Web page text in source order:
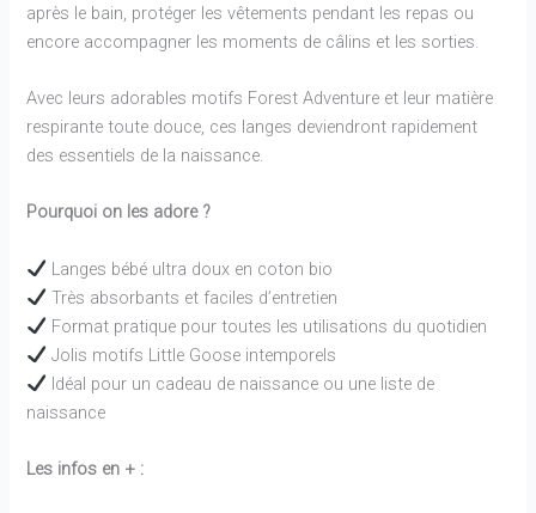
après le bain, protéger les vêtements pendant les repas ou
encore accompagner les moments de câlins et les sorties.
Avec leurs adorables motifs Forest Adventure et leur matière
respirante toute douce, ces langes deviendront rapidement
des essentiels de la naissance.
Pourquoi on les adore ?
Langes bébé ultra doux en coton bio
Très absorbants et faciles d’entretien
Format pratique pour toutes les utilisations du quotidien
Jolis motifs Little Goose intemporels
Idéal pour un cadeau de naissance ou une liste de
naissance
Les infos en + :